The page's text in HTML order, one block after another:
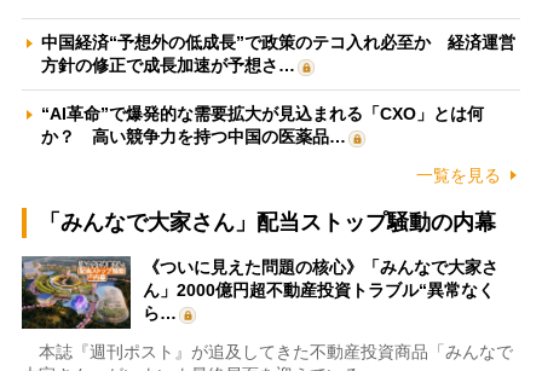
中国経済“予想外の低成長”で政策のテコ入れ必至か 経済運営
方針の修正で成長加速が予想さ…
“AI革命”で爆発的な需要拡大が見込まれる「CXO」とは何
か？ 高い競争力を持つ中国の医薬品…
一覧を見る
「みんなで大家さん」配当ストップ騒動の内幕
《ついに見えた問題の核心》「みんなで大家さ
ん」2000億円超不動産投資トラブル“異常なく
ら…
本誌『週刊ポスト』が追及してきた不動産投資商品「みんなで